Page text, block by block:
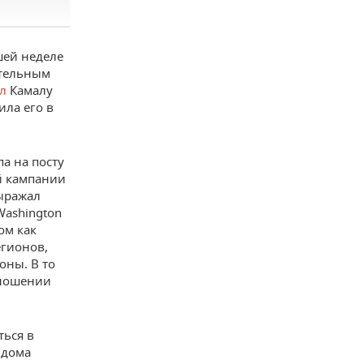
неделе
Камалу
его в
на посту
кампании
как
В то
в